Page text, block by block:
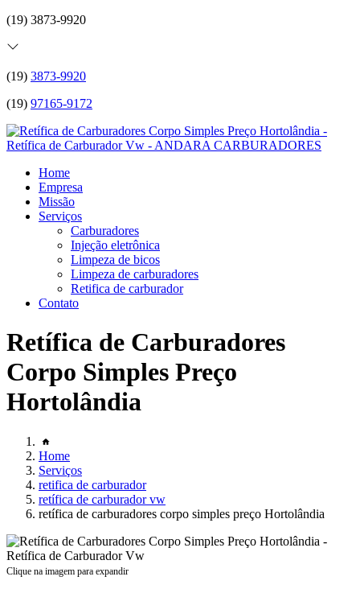
(19) 3873-9920
(19) 3873-9920
(19) 97165-9172
Home
Empresa
Missão
Serviços
Carburadores
Injeção eletrônica
Limpeza de bicos
Limpeza de carburadores
Retifica de carburador
Contato
Retífica de Carburadores
Corpo Simples Preço
Hortolândia
Home
Serviços
retifica de carburador
retífica de carburador vw
retífica de carburadores corpo simples preço Hortolândia
Clique na imagem para expandir